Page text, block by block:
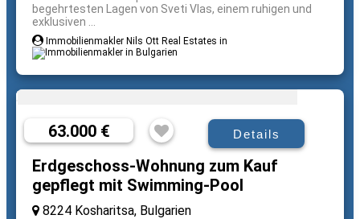
begehrtesten Lagen von Sveti Vlas, einem ruhigen und
exklusiven ...
Immobilienmakler Nils Ott Real Estates in
63.000 € Details
Erdgeschoss-Wohnung zum Kauf
gepflegt mit Swimming-Pool
8224 Kosharitsa, Bulgarien